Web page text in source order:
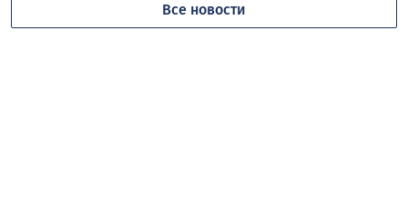
Все новости